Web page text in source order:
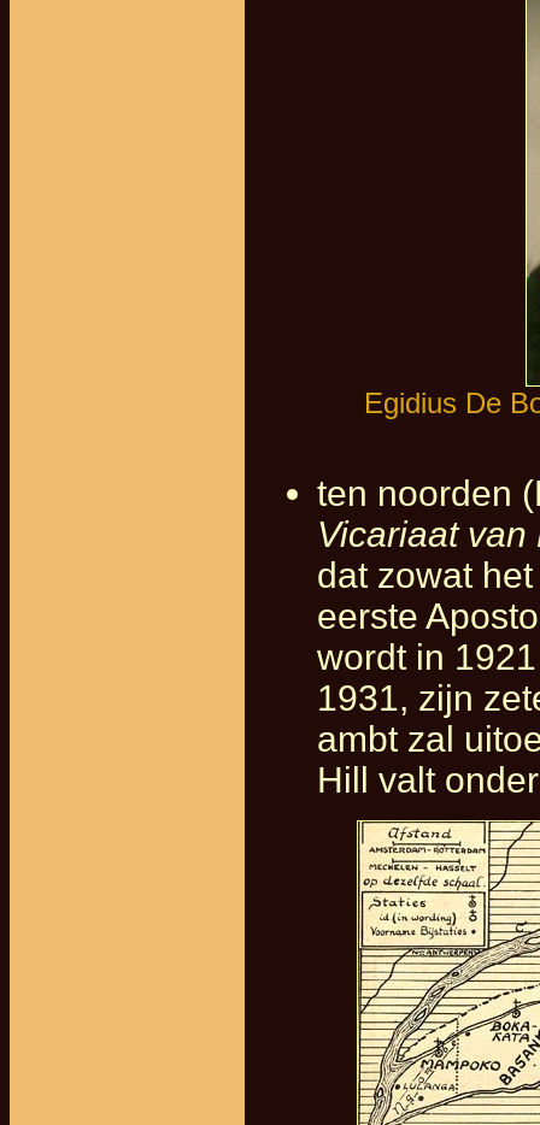
Egidius De
ten noorden
Vicariaat
dat zowat
eerste
wordt in
1931, zijn
ambt zal
Hill valt